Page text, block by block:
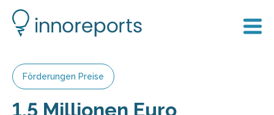
Förderungen Preise
1,5 Millionen Euro